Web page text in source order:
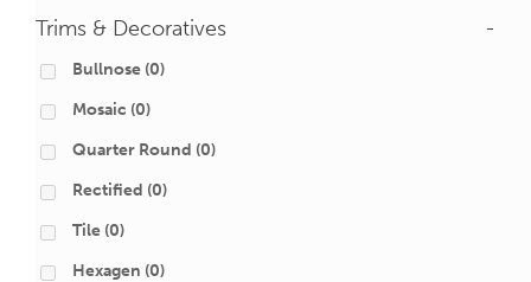
Trims & Decoratives -
Bullnose (0)
Mosaic (0)
Quarter Round (0)
Rectified (0)
Tile (0)
Hexagen (0)